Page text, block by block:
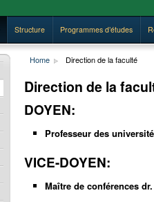
Structure Programmes d’études
Home Direction de la faculté
Direction de la
DOYEN:
Professeur des
VICE-DOYEN:
Maître de conférences